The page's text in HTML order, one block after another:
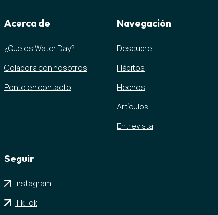
Acerca de
¿Qué es Water.Day?
Colabora con nosotros
Ponte en contacto
Navegación
Descubre
Hábitos
Hechos
Artículos
Entrevista
Seguir
Instagram
TikTok